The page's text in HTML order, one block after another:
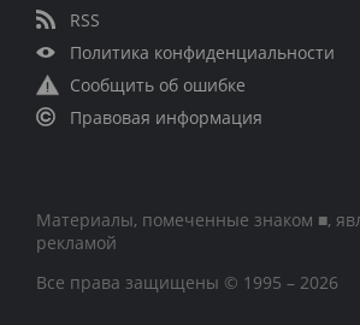
RSS
Политика конфиденциальности
Сообщить об ошибке
Правовая информация
Материалы, помеченные знаком ■,
рекламой
Все права защищены © 1995 – 2026